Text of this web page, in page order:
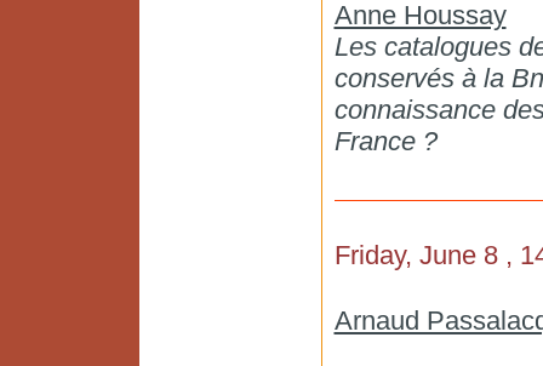
Anne Houssay
Les catalogues
conservés à la
connaissance
France ?
Friday, June 8 ,
Arnaud